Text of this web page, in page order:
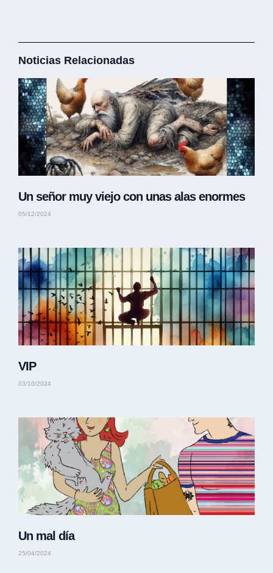
Noticias Relacionadas
Un señor muy viejo con unas alas enormes
05/12/2024
VIP
03/10/2024
Un mal día
25/04/2024